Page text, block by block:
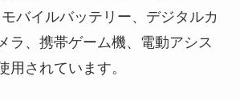
バイルバッテリー、デジタルカ
ラ、携帯ゲーム機、電動アシス
用されています。